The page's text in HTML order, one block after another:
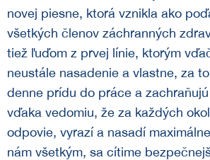
novej piesne, ktorá vznikla ako
všetkých členov záchranných
tiež ľuďom z prvej línie, ktorým
neustále nasadenie a vlastne, za
denne prídu do práce a
vďaka vedomiu, že za každých
odpovie, vyrazí a nasadí
nám všetkým, sa cítime